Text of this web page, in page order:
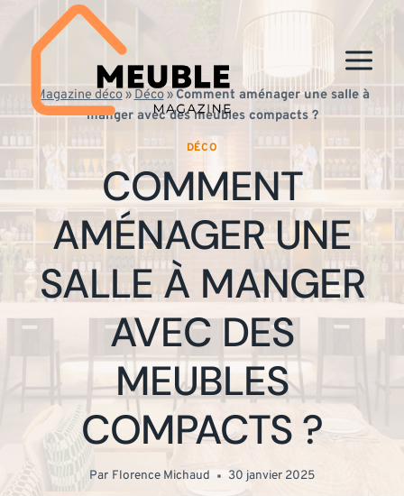
contenu
Magazine déco»Déco» Comment aménager une salle à
manger avec des meubles compacts ?
DÉCO
COMMENT
AMÉNAGER UNE
SALLE À MANGER
AVEC DES
MEUBLES
COMPACTS ?
Par Florence Michaud 30 janvier 2025